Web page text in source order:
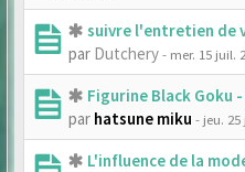
suivre l'entretien de
par Dutchery- mer. 15 juil.
Figurine Black Goku
par hatsune miku - jeu. 25
L'influence de la